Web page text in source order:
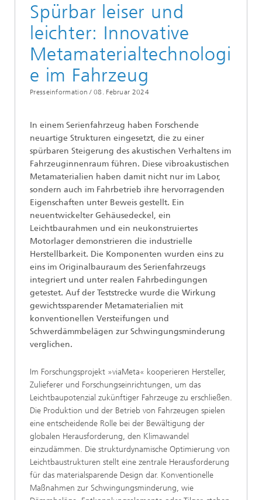
Spürbar leiser und
leichter: Innovative
Metamaterialtechnologi
e im Fahrzeug
Presseinformation / 08. Februar 2024
In einem Serienfahrzeug haben Forschende
neuartige Strukturen eingesetzt, die zu einer
spürbaren Steigerung des akustischen Verhaltens im
Fahrzeuginnenraum führen. Diese vibroakustischen
Metamaterialien haben damit nicht nur im Labor,
sondern auch im Fahrbetrieb ihre hervorragenden
Eigenschaften unter Beweis gestellt. Ein
neuentwickelter Gehäusedeckel, ein
Leichtbaurahmen und ein neukonstruiertes
Motorlager demonstrieren die industrielle
Herstellbarkeit. Die Komponenten wurden eins zu
eins im Originalbauraum des Serienfahrzeugs
integriert und unter realen Fahrbedingungen
getestet. Auf der Teststrecke wurde die Wirkung
gewichtssparender Metamaterialien mit
konventionellen Versteifungen und
Schwerdämmbelägen zur Schwingungsminderung
verglichen.
Im Forschungsprojekt »viaMeta« kooperieren Hersteller,
Zulieferer und Forschungseinrichtungen, um das
Leichtbaupotenzial zukünftiger Fahrzeuge zu erschließen.
Die Produktion und der Betrieb von Fahrzeugen spielen
eine entscheidende Rolle bei der Bewältigung der
globalen Herausforderung, den Klimawandel
einzudämmen. Die strukturdynamische Optimierung von
Leichtbaustrukturen stellt eine zentrale Herausforderung
für das materialsparende Design dar. Konventionelle
Maßnahmen zur Schwingungsminderung, wie